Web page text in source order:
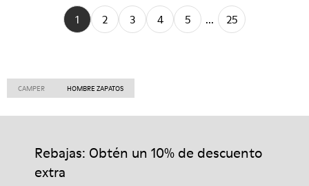
1 2 3 4 5 ... 25
CAMPER HOMBRE ZAPATOS
Rebajas: Obtén un 10% de descuento
extra